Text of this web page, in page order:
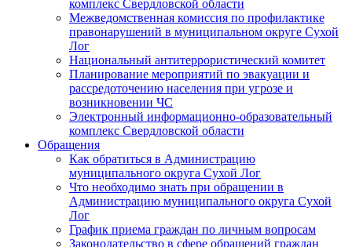
комплекс Cвердловской области
Межведомственная комиссия по профилактике
правонарушений в муниципальном округе Сухой
Лог
Национальный антитеррористический комитет
Планирование мероприятий по эвакуации и
рассредоточению населения при угрозе и
возникновении ЧС
Электронный информационно-образовательный
комплекс Свердловской области
Обращения
Как обратиться в Администрацию
муниципального округа Сухой Лог
Что необходимо знать при обращении в
Администрацию муниципального округа Сухой
Лог
График приема граждан по личным вопросам
Законодательство в сфере обращений граждан